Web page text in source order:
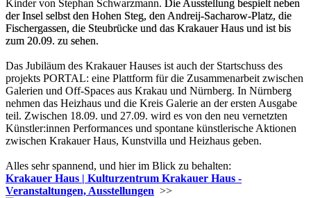
Kinder von Stephan Schwarzmann. Die Ausstellung bespielt neben
der Insel selbst den Hohen Steg, den Andreij-Sacharow-Platz, die
Fischergassen, die Steubrücke und das Krakauer Haus und ist bis
zum 20.09. zu sehen.
Das Jubiläum des Krakauer Hauses ist auch der Startschuss des
projekts PORTAL: eine Plattform für die Zusammenarbeit zwischen
Galerien und Off-Spaces aus Krakau und Nürnberg. In Nürnberg
nehmen das Heizhaus und die Kreis Galerie an der ersten Ausgabe
teil. Zwischen 18.09. und 27.09. wird es von den neu vernetzten
Künstler:innen Performances und spontane künstlerische Aktionen
zwischen Krakauer Haus, Kunstvilla und Heizhaus geben.
Alles sehr spannend, und hier im Blick zu behalten:
Krakauer Haus | Kulturzentrum Krakauer Haus -
Veranstaltungen, Ausstellungen >>